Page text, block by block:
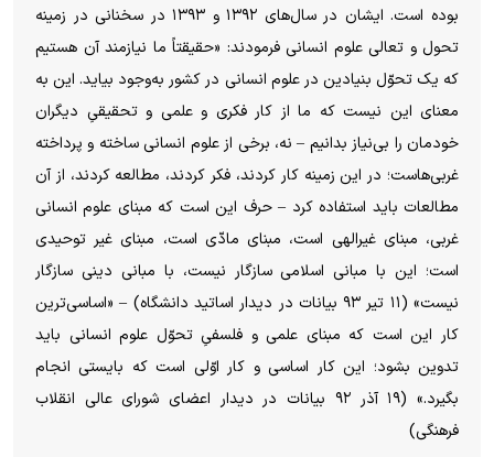
بوده است. ایشان در سال‌های ۱۳۹۲ و ۱۳۹۳ در سخنانی در زمینه
تحول و تعالی علوم انسانی فرمودند: «حقیقتاً ما نیازمند آن هستیم
که یک تحوّل بنیادین در علوم انسانی در کشور به‌وجود بیاید. این به
معنای این نیست که ما از کار فکری و علمی و تحقیقیِ دیگران
خودمان را بی‌نیاز بدانیم – نه، برخی از علوم انسانی ساخته و پرداخته
غربی‌هاست؛ در این زمینه کار کردند، فکر کردند، مطالعه کردند، از آن
مطالعات باید استفاده کرد – حرف این است که مبنای علوم انسانی
غربی، مبنای غیرالهی است، مبنای مادّی است، مبنای غیر توحیدی
است؛ این با مبانی اسلامی سازگار نیست، با مبانی دینی سازگار
نیست» (۱۱ تیر ۹۳ بیانات در دیدار اساتید دانشگاه) – «اساسی‌ترین
کار این است که مبنای علمی و فلسفیِ تحوّل علوم انسانی باید
تدوین بشود؛ این کار اساسی و کار اوّلی است که بایستی انجام
بگیرد.» (۱۹ آذر ۹۲ بیانات در دیدار اعضای شورای عالی انقلاب
فرهنگی)